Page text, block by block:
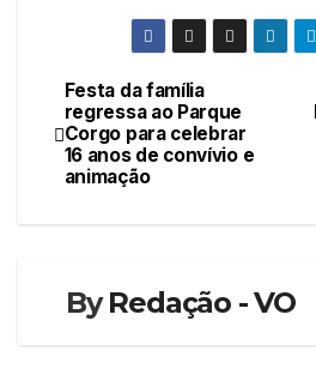
Navegação
de
artigos
Festa da família
regressa ao Parque
Corgo para celebrar
16 anos de convívio e
animação
ByRedação - VO